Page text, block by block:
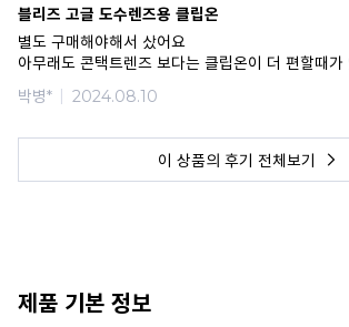
블리즈 고글 도수렌즈용 클립온
별도 구매해야해서 샀어요
아무래도 콘택트렌즈 보다는 클립온이 더 편할때가
재질도 유연하고 좋네요
박병* 2024.08.10
이 상품의 후기 전체보기
제품 기본 정보